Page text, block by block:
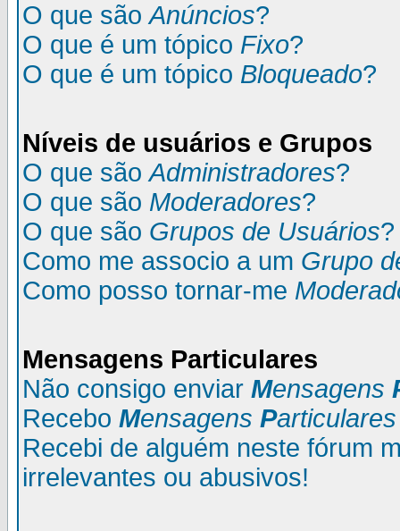
O que sãoAnúncios?
O que é um tópico Fixo?
O que é um tópico Bloqueado?
Níveis de usuários e Grupos
O que sãoAdministradores?
O que são Moderadores?
O que são Grupos de Usuários?
Como me associo a um Grupo
Como posso tornar-me
Mensagens Particulares
Não consigo enviar Mensagens
Recebo Mensagens Particulares
Recebi de alguém neste fórum
irrelevantes ou abusivos!